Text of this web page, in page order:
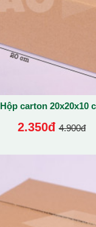
Hộp carton 20x20x10
2.350đ 4.900đ